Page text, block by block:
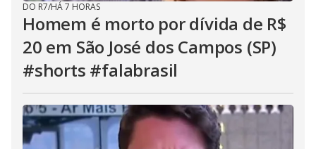
DO R7/HÁ 7 HORAS
Homem é morto por dívida de R$
20 em São José dos Campos (SP)
#shorts #falabrasil